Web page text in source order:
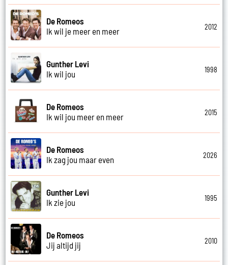
De Romeos
Ik wil je meer en meer
2012
Gunther Levi
Ik wil jou
1998
De Romeos
Ik wil jou meer en meer
2015
De Romeos
Ik zag jou maar even
2026
Gunther Levi
Ik zie jou
1995
De Romeos
Jij altijd jij
2010